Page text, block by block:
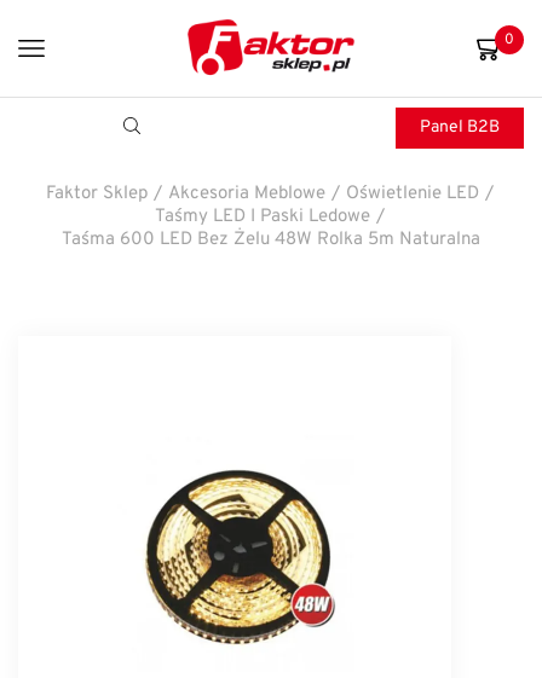
0
Panel B2B
Faktor Sklep / Akcesoria Meblowe / Oświetlenie LED /
Taśmy LED I Paski Ledowe /
Taśma 600 LED Bez Żelu 48W Rolka 5m Naturalna